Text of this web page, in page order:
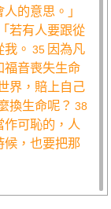
的意思。」
若有人要跟從
。 35 因為凡
福音喪失生命
界，賠上自己
換生命呢？ 38
可恥的，人
候，也要把那